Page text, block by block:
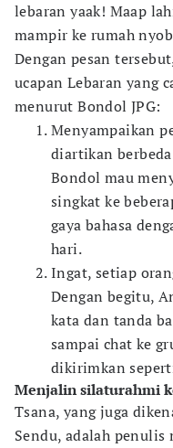
lebaran yaak! Maap
mampir ke rumah
Dengan pesan
ucapan Lebaran yang
menurut Bondol JPG:
Menyampaikan
diartikan
Bondol mau
singkat ke
gaya bahasa
hari.
Ingat, setiap
Dengan begitu,
kata dan tanda
sampai chat ke
dikirimkan
Menjalin silaturahmi
Tsana, yang juga
Sendu, adalah